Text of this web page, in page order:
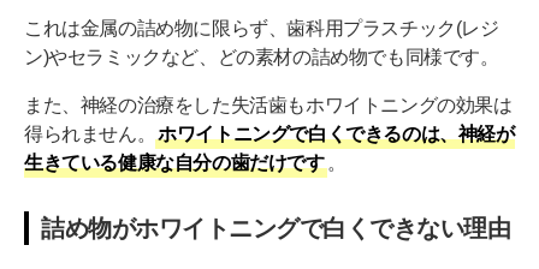
これは金属の詰め物に限らず、歯科用プラスチック(レジ
ン)やセラミックなど、どの素材の詰め物でも同様です。
また、神経の治療をした失活歯もホワイトニングの効果は
得られません。
ホワイトニングで白くできるのは、神経が
生きている健康な自分の歯だけです 。
詰め物がホワイトニングで白くできない理由